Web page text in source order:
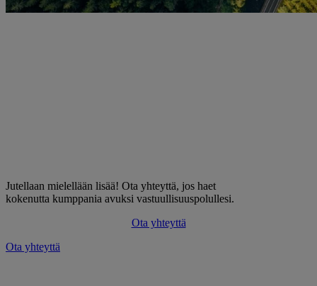
Jutellaan mielellään lisää! Ota yhteyttä, jos haet
kokenutta kumppania avuksi vastuullisuuspolullesi.
Ota yhteyttä
Ota yhteyttä